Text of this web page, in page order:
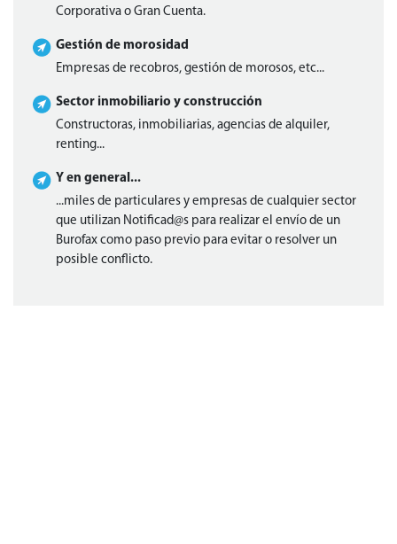
Corporativa o Gran Cuenta.
Gestión de morosidad
Empresas de recobros, gestión de morosos, etc...
Sector inmobiliario y construcción
Constructoras, inmobiliarias, agencias de alquiler,
renting...
Y en general...
...miles de particulares y empresas de cualquier sector
que utilizan Notificad@s para realizar el envío de un
Burofax como paso previo para evitar o resolver un
posible conflicto.